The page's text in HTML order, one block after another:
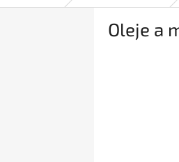
Oleje a